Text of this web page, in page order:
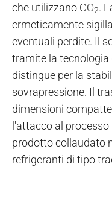
che utilizzano CO2.
ermeticamente
eventuali perdite. Il
tramite la tecnologia
distingue per la
sovrapressione. Il
dimensioni
l'attacco al
prodotto collaudato
refrigeranti di tipo